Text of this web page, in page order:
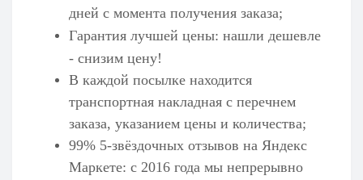
дней с момента получения заказа;
Гарантия лучшей цены: нашли дешевле
- снизим цену!
В каждой посылке находится
транспортная накладная с перечнем
заказа, указанием цены и количества;
99% 5-звёздочных отзывов на Яндекс
Маркете: с 2016 года мы непрерывно